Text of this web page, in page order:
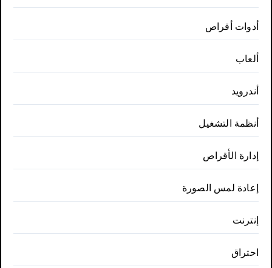
أدوات أقراص
ألعاب
أندرويد
أنظمة التشغيل
إدارة الأقراص
إعادة لمس الصورة
إنترنت
احتراق